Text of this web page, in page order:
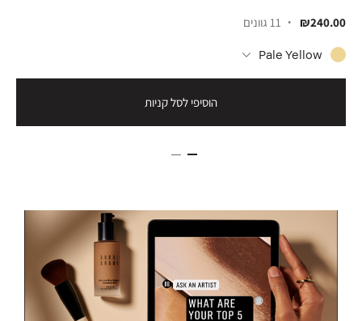
₪240.00 11 גוונים
Pale Yellow
הוסיפי לסל קניות